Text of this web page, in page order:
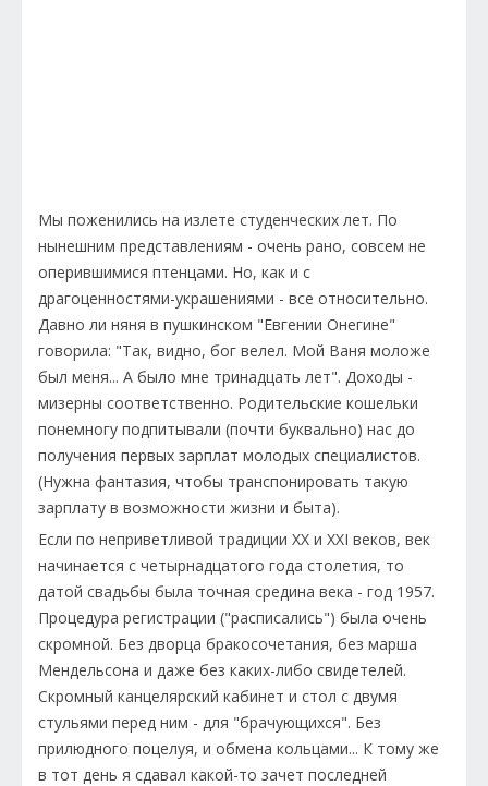
Мы поженились на излете студенческих лет. По
нынешним представлениям - очень рано, совсем не
оперившимися птенцами. Но, как и с
драгоценностями-украшениями - все относительно.
Давно ли няня в пушкинском "Евгении Онегине"
говорила: "Так, видно, бог велел. Мой Ваня моложе
был меня... А было мне тринадцать лет". Доходы -
мизерны соответственно. Родительские кошельки
понемногу подпитывали (почти буквально) нас до
получения первых зарплат молодых специалистов.
(Нужна фантазия, чтобы транспонировать такую
зарплату в возможности жизни и быта).
Если по неприветливой традиции ХХ и ХХI веков, век
начинается с четырнадцатого года столетия, то
датой свадьбы была точная средина века - год 1957.
Процедура регистрации ("расписались") была очень
скромной. Без дворца бракосочетания, без марша
Мендельсона и даже без каких-либо свидетелей.
Скромный канцелярский кабинет и стол с двумя
стульями перед ним - для "брачующихся". Без
прилюдного поцелуя, и обмена кольцами... К тому же
в тот день я сдавал какой-то зачет последней